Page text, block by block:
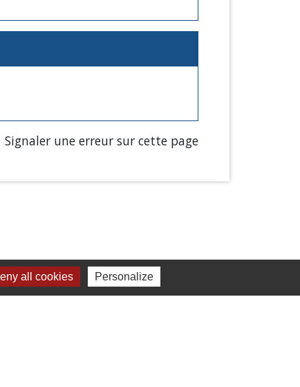
Signaler une erreur sur cette page
all cookies Personalize